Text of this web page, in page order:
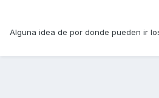
Alguna idea de por donde pueden ir